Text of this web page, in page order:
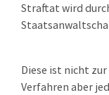
Straftat wird
Diese ist nicht
Verfahren aber